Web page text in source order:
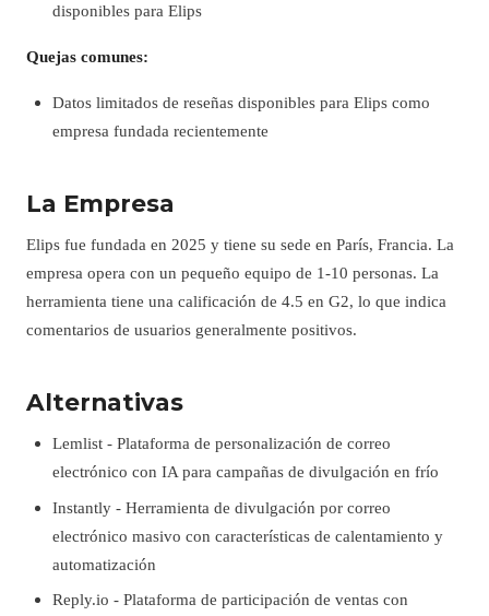
disponibles para Elips
Quejas comunes:
Datos limitados de reseñas disponibles para Elips como
empresa fundada recientemente
La Empresa
Elips fue fundada en 2025 y tiene su sede en París, Francia. La
empresa opera con un pequeño equipo de 1-10 personas. La
herramienta tiene una calificación de 4.5 en G2, lo que indica
comentarios de usuarios generalmente positivos.
Alternativas
Lemlist - Plataforma de personalización de correo
electrónico con IA para campañas de divulgación en frío
Instantly - Herramienta de divulgación por correo
electrónico masivo con características de calentamiento y
automatización
Reply.io - Plataforma de participación de ventas con